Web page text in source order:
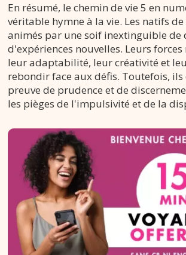
En résumé, le chemin de vie 5 en
véritable hymne à la vie. Les natifs
animés par une soif inextinguible de
d'expériences nouvelles. Leurs
leur adaptabilité, leur créativité et
rebondir face aux défis. Toutefois,
preuve de prudence et de
les pièges de l'impulsivité et de la